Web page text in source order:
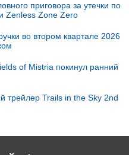
приговора за утечки по
Zenless Zone Zero
во втором квартале 2026
of Mistria покинул ранний
трейлер Trails in the Sky 2nd